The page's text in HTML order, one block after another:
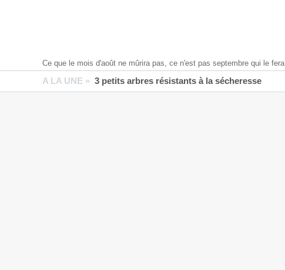
Ce que le mois d'août ne mûrira pas, ce n'est pas septembre qui le fera
A LA UNE » 3 petits arbres résistants à la sécheresse